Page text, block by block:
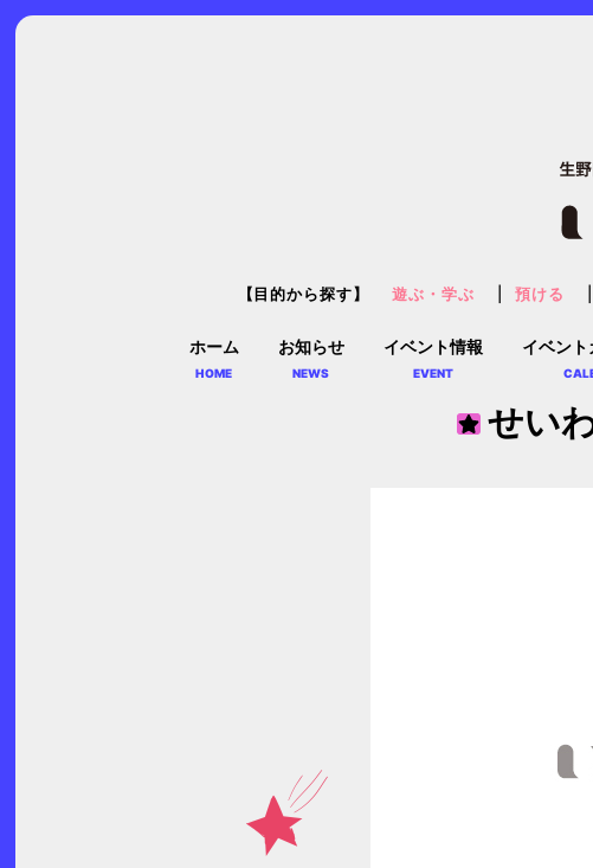
ホーム
HOME
お知らせ
NEWS
イベント情報
EVENT
イベン
【目的から探す】 遊ぶ・学ぶ 預ける
せい